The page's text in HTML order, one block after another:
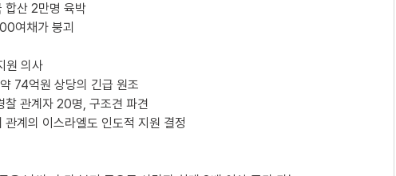
합산 2만명 육박
여채가 붕괴
원 의사
74억원 상당의 긴급 원조
찰 관계자 20명, 구조견 파견
관계의 이스라엘도 인도적 지원 결정